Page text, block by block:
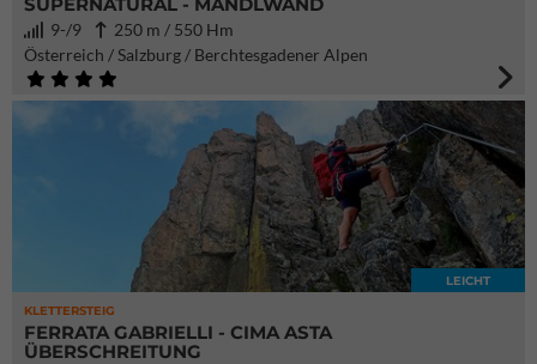
9-/9
250 m / 550 Hm
Österreich / Salzburg / Berchtesgadener Alpen
KLETTERSTEIG
LEICHT
FERRATA GABRIELLI - CIMA ASTA
ÜBERSCHREITUNG